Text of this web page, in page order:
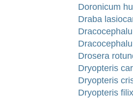
Doronicum
Draba
Drosera
Dryopteris
Dryopteris
Dryopteris